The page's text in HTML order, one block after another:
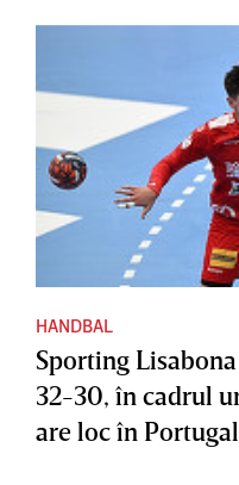
HANDBAL
Sporting
32-30, în cadrul
are loc în